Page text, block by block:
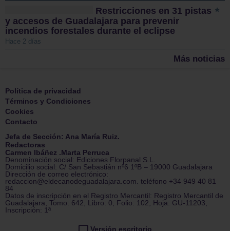
Restricciones en 31 pistas
y accesos de Guadalajara para prevenir
incendios forestales durante el eclipse
Hace 2 días
Más noticias
Política de privacidad
Términos y Condiciones
Cookies
Contacto
Jefa de Sección: Ana María Ruiz.
Redactoras
Carmen Ibáñez .Marta Perruca
Denominación social: Ediciones Florpanal S.L.
Domicilio social: C/ San Sebastián nº6 1ºB – 19000 Guadalajara
Dirección de correo electrónico:
redaccion@eldecanodeguadalajara.com. teléfono +34 949 40 81
84
Datos de inscripción en el Registro Mercantil: Registro Mercantil de
Guadalajara, Tomo: 642, Libro: 0, Folio: 102, Hoja: GU-11203,
Inscripción: 1ª
Versión escritorio